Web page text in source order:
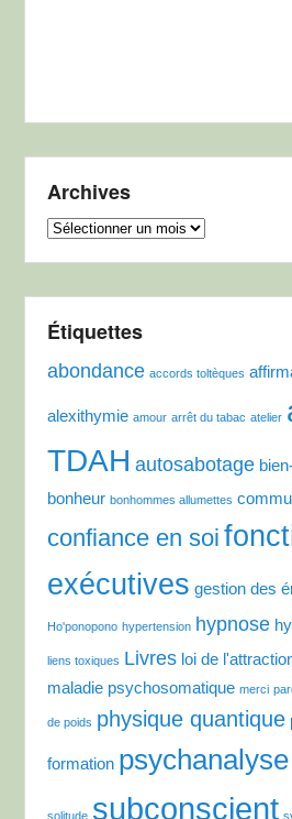
Archives
Archives
Étiquettes
abondance accords toltèques
alexithymie amour arrêt du tabac atelier
TDAH autosabotage
bonheur bonhommes allumettes
confiance en soi
exécutives gestion des
Ho'ponopono hypertension hypnose
liens toxiques Livres loi de
maladie psychosomatique merci
de poids physique quantique
formation psychanalyse
solitude subconscient